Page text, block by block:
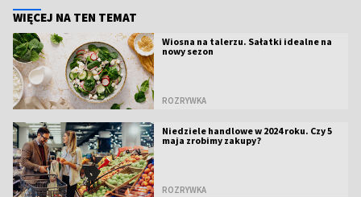
WIĘCEJ NA TEN TEMAT
Wiosna na talerzu. Sałatki idealne na
nowy sezon
ROZRYWKA
Niedziele handlowe w 2024 roku. Czy 5
maja zrobimy zakupy?
ROZRYWKA